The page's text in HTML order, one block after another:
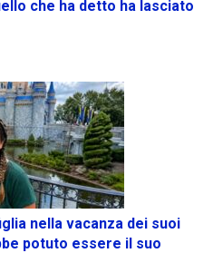
che ha detto ha lasciato
nella vacanza dei suoi
potuto essere il suo